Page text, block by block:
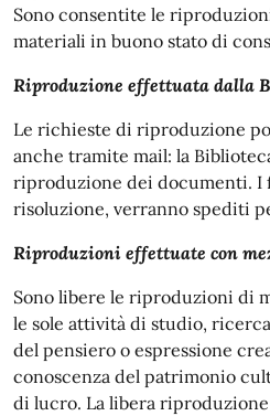
Sono consentite le
materiali in buono stato di
Riproduzione effettuata dalla
Le richieste di riproduzione
anche tramite mail: la
riproduzione dei documenti. I
risoluzione, verranno spediti
Riproduzioni effettuate con
Sono libere le riproduzioni di
le sole attività di studio,
del pensiero o espressione
conoscenza del patrimonio
di lucro. La libera